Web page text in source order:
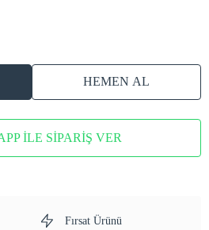
HEMEN AL
İLE SİPARİŞ VER
Fırsat Ürünü